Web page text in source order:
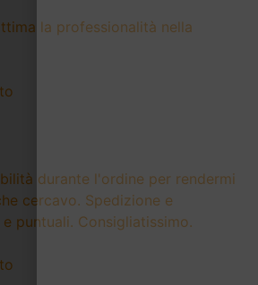
la professionalità nella
durante l'ordine per rendermi
cercavo. Spedizione e
puntuali. Consigliatissimo.